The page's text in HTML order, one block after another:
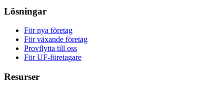
Lösningar
För nya företag
För växande företag
Provflytta till oss
För UF-företagare
Resurser